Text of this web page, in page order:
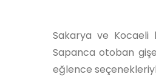
Sakarya ve Kocaeli
Sapanca otoban
eğlence